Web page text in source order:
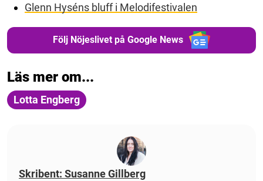
Glenn Hyséns bluff i Melodifestivalen
Följ Nöjeslivet på Google News
Läs mer om...
Lotta Engberg
Skribent: Susanne Gillberg